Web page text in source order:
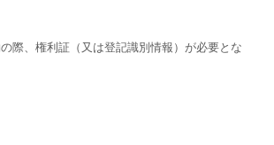
際、権利証（又は登記識別情報）が必要とな